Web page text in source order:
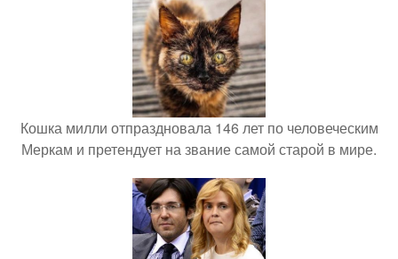
Кошка милли отпраздновала 146 лет по человеческим
Меркам и претендует на звание самой старой в мире.